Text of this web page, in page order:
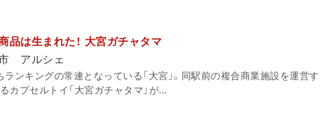
品は生まれた！ 大宮ガチャタマ
アルシェ
ランキングの常連となっている「大宮」。同駅前の複合商業施設を運営す
カプセルトイ「大宮ガチャタマ」が...